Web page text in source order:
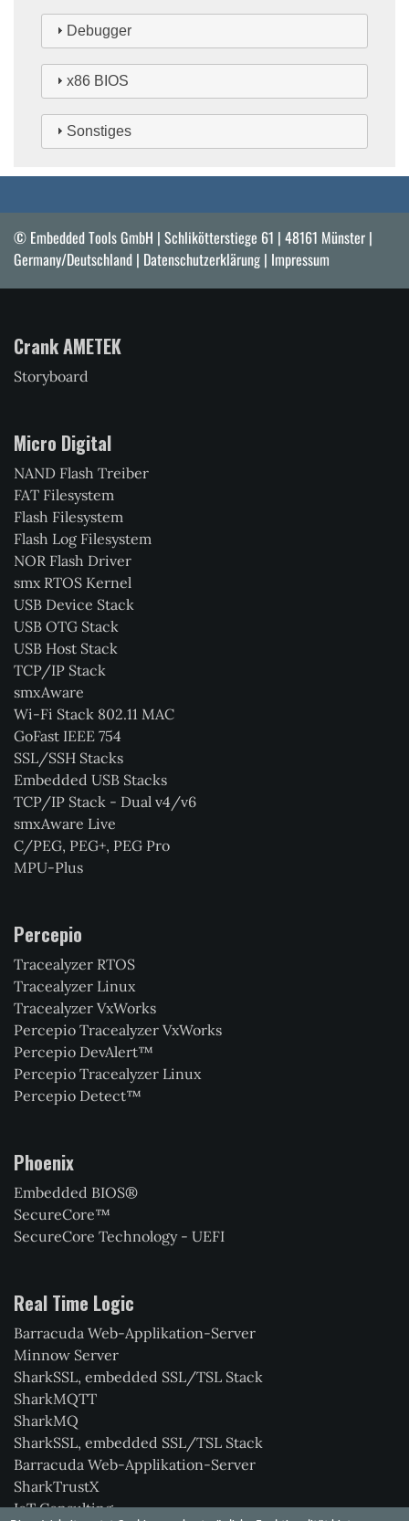
Debugger
x86 BIOS
Sonstiges
© Embedded Tools GmbH | Schlikötterstiege 61 | 48161 Münster |
Germany/Deutschland | Datenschutzerklärung | Impressum
Crank AMETEK
Storyboard
Micro Digital
NAND Flash Treiber
FAT Filesystem
Flash Filesystem
Flash Log Filesystem
NOR Flash Driver
smx RTOS Kernel
USB Device Stack
USB OTG Stack
USB Host Stack
TCP/IP Stack
smxAware
Wi-Fi Stack 802.11 MAC
GoFast IEEE 754
SSL/SSH Stacks
Embedded USB Stacks
TCP/IP Stack - Dual v4/v6
smxAware Live
C/PEG, PEG+, PEG Pro
MPU-Plus
Percepio
Tracealyzer RTOS
Tracealyzer Linux
Tracealyzer VxWorks
Percepio Tracealyzer VxWorks
Percepio DevAlert™
Percepio Tracealyzer Linux
Percepio Detect™
Phoenix
Embedded BIOS®
SecureCore™
SecureCore Technology - UEFI
Real Time Logic
Barracuda Web-Applikation-Server
Minnow Server
SharkSSL, embedded SSL/TSL Stack
SharkMQTT
SharkMQ
SharkSSL, embedded SSL/TSL Stack
Barracuda Web-Applikation-Server
SharkTrustX
IoT Consulting